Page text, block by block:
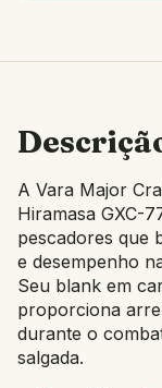
A Vara Major
Hiramasa GXC-
pescadores que
e desempenho
Seu blank em
proporciona
durante o
salgada.